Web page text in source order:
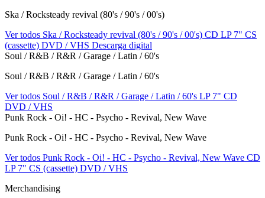
Ska / Rocksteady revival (80's / 90's / 00's)
Ver todos Ska / Rocksteady revival (80's / 90's / 00's) CD LP 7" CS
(cassette) DVD / VHS Descarga digital
Soul / R&B / R&R / Garage / Latin / 60's
Soul / R&B / R&R / Garage / Latin / 60's
Ver todos Soul / R&B / R&R / Garage / Latin / 60's LP 7" CD
DVD / VHS
Punk Rock - Oi! - HC - Psycho - Revival, New Wave
Punk Rock - Oi! - HC - Psycho - Revival, New Wave
Ver todos Punk Rock - Oi! - HC - Psycho - Revival, New Wave CD
LP 7" CS (cassette) DVD / VHS
Merchandising